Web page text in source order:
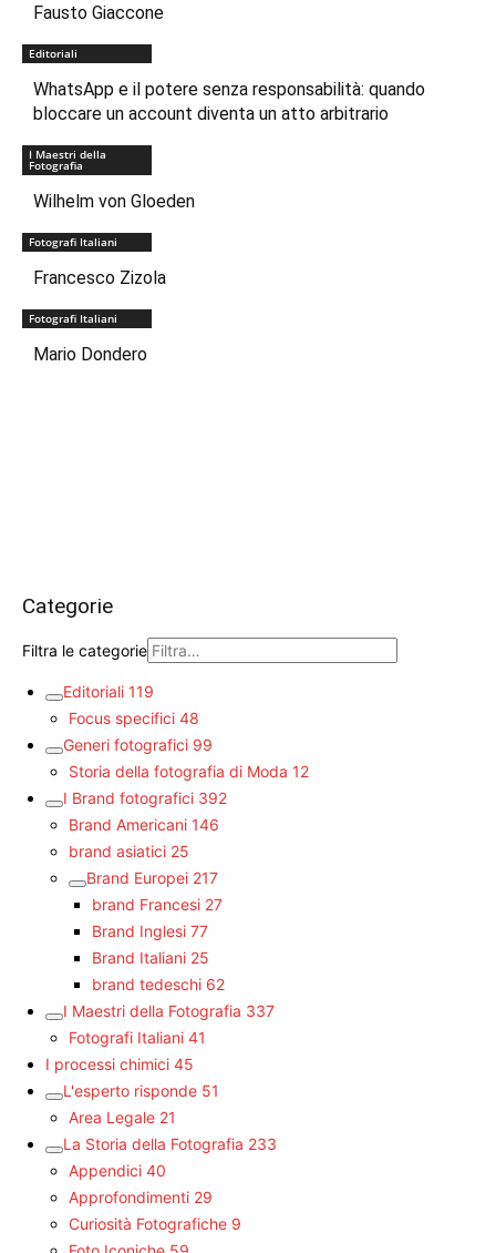
Fausto Giaccone
Editoriali
WhatsApp e il potere senza responsabilità: quando
bloccare un account diventa un atto arbitrario
I Maestri della
Fotografia
Wilhelm von Gloeden
Fotografi Italiani
Francesco Zizola
Fotografi Italiani
Mario Dondero
Categorie
Filtra le categorie
Editoriali 119
Focus specifici 48
Generi fotografici 99
Storia della fotografia di Moda 12
I Brand fotografici 392
Brand Americani 146
brand asiatici 25
Brand Europei 217
brand Francesi 27
Brand Inglesi 77
Brand Italiani 25
brand tedeschi 62
I Maestri della Fotografia 337
Fotografi Italiani 41
I processi chimici 45
L'esperto risponde 51
Area Legale 21
La Storia della Fotografia 233
Appendici 40
Approfondimenti 29
Curiosità Fotografiche 9